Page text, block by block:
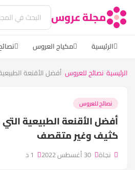
مجلة عروس
الرئيسية مكياج العروس
الرئيسية نصائح للعروس أفضل الأقنعة
نصائح للعروس
أفضل الأقنعة الطبيعية
كثيف وغير متقصف
نجاة